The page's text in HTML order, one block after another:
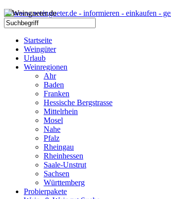
Startseite
Weingüter
Urlaub
Weinregionen
Ahr
Baden
Franken
Hessische Bergstrasse
Mittelrhein
Mosel
Nahe
Pfalz
Rheingau
Rheinhessen
Saale-Unstrut
Sachsen
Württemberg
Probierpakete